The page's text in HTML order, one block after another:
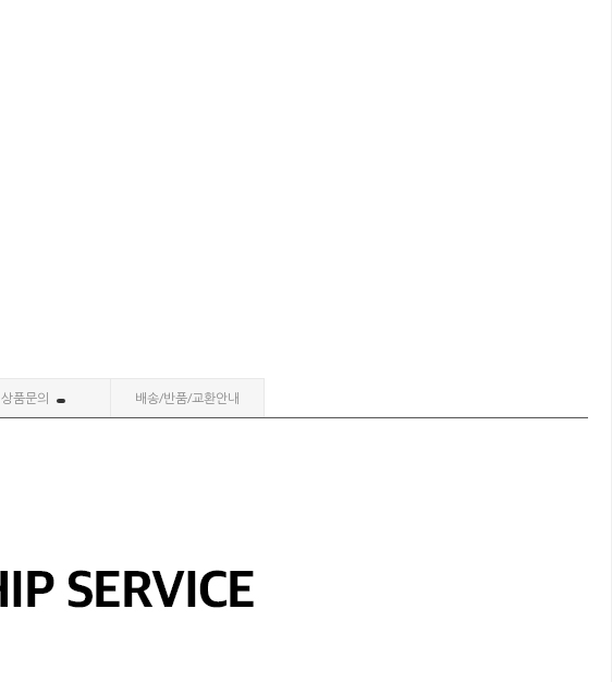
상품문의 배송/반품/교환안내